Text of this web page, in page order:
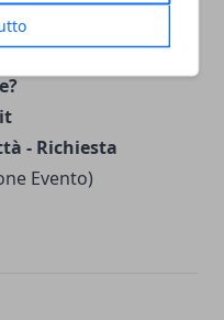
- Richiesta
Evento)